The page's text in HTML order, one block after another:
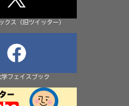
クス（旧ツイッター）
学フェイスブック